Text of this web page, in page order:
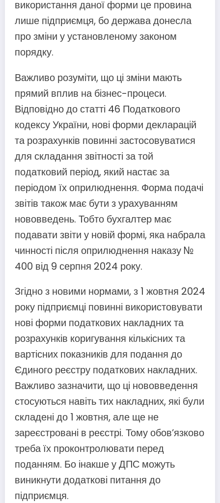
використання даної форми це провина
лише підприємця, бо держава донесла
про зміни у установленому законом
порядку.
Важливо розуміти, що ці зміни мають
прямий вплив на бізнес-процеси.
Відповідно до статті 46 Податкового
кодексу України, нові форми декларацій
та розрахунків повинні застосовуватися
для складання звітності за той
податковий період, який настає за
періодом їх оприлюднення. Форма подачі
звітів також має бути з урахуванням
нововведень. Тобто бухгалтер має
подавати звіти у новій формі, яка набрала
чинності після оприлюднення наказу №
400 від 9 серпня 2024 року.
Згідно з новими нормами, з 1 жовтня 2024
року підприємці повинні використовувати
нові форми податкових накладних та
розрахунків коригування кількісних та
вартісних показників для подання до
Єдиного реєстру податкових накладних.
Важливо зазначити, що ці нововведення
стосуються навіть тих накладних, які були
складені до 1 жовтня, але ще не
зареєстровані в реєстрі. Тому обов’язково
треба їх проконтролювати перед
поданням. Бо інакше у ДПС можуть
виникнути додаткові питання до
підприємця.